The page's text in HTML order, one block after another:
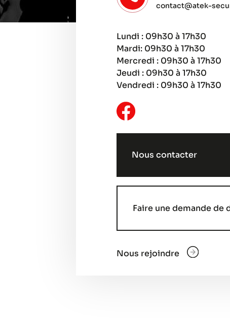
contact@atek-
Lundi : 09h30 à 17h30
Mardi: 09h30 à 17h30
Mercredi : 09h30 à 17h30
Jeudi : 09h30 à 17h30
Vendredi : 09h30 à 17h30
Nous contacter
Faire une demande de
Nous rejoindre